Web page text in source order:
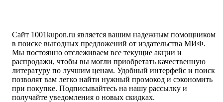
Сайт 1001kupon.ru является вашим надежным помощником
в поиске выгодных предложений от издательства МИФ.
Мы постоянно отслеживаем все текущие акции и
распродажи, чтобы вы могли приобретать качественную
литературу по лучшим ценам. Удобный интерфейс и поиск
позволят вам легко найти нужный промокод и сэкономить
при покупке. Подписывайтесь на нашу рассылку и
получайте уведомления о новых скидках.